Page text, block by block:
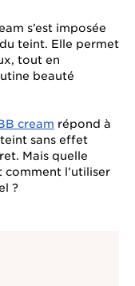
s’est imposée
teint. Elle permet
tout en
beauté
cream répond à
sans effet
Mais quelle
l’utiliser
?